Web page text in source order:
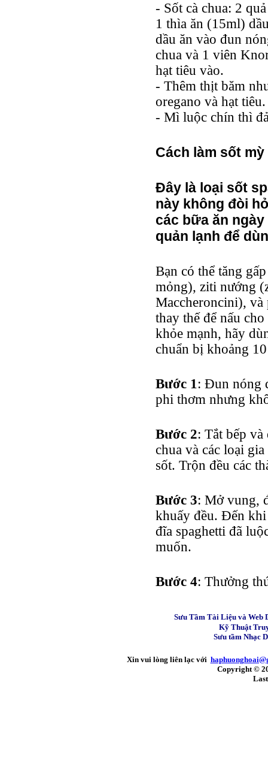
- Sốt cà chua: 2
1 thìa ăn (15ml)
dầu ăn vào đun
chua và 1 viên
hạt tiêu vào.
- Thêm thịt băm
oregano và hạt
- Mì luộc chín thì
Cách làm sốt
Đây là loại sốt
này không đòi
các bữa ăn
quản lạnh để
Bạn có thể tăng
mỏng), ziti nướng
Maccheroncini), và
thay thế để nấu
khỏe mạnh, hãy
chuẩn bị khoảng
Bước 1: Đun nóng
phi thơm nhưng
Bước 2: Tắt bếp
chua và các loại
sốt. Trộn đều các
Bước 3: Mở vung,
khuấy đều. Đến
đĩa spaghetti đã
muốn.
Bước 4: Thưởng
Sưu Tầm Tài Liệu và Web
Kỹ Thuật
Sưu tầm Nhạc
Xin vui lòng liên lạc với
Copyright ©